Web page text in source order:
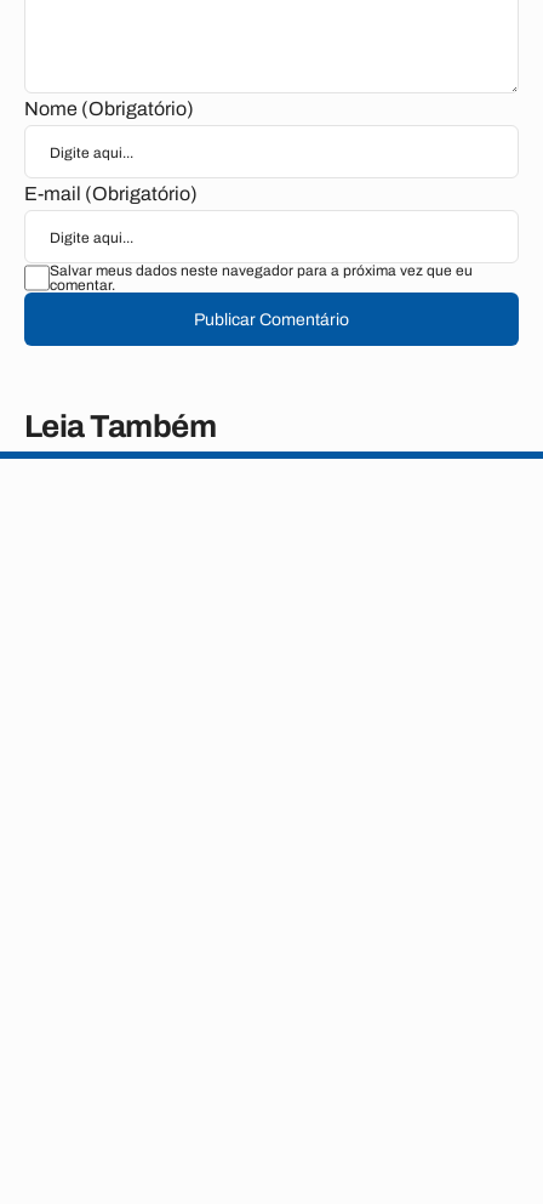
Nome (Obrigatório)
E-mail (Obrigatório)
Salvar meus dados neste navegador para a próxima vez que eu
comentar.
Publicar Comentário
Leia Também